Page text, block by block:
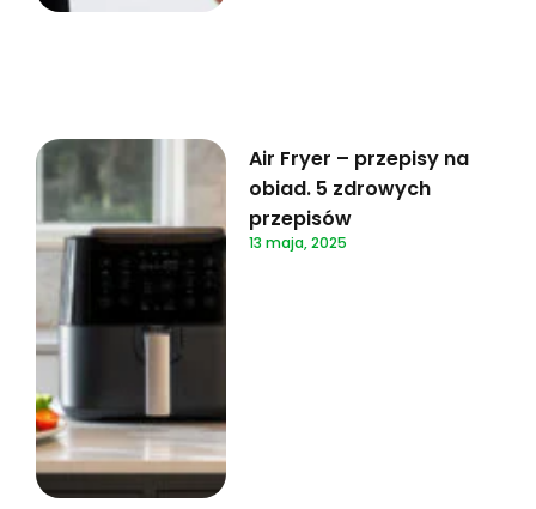
Air Fryer – przepisy na
obiad. 5 zdrowych
przepisów
13 maja, 2025